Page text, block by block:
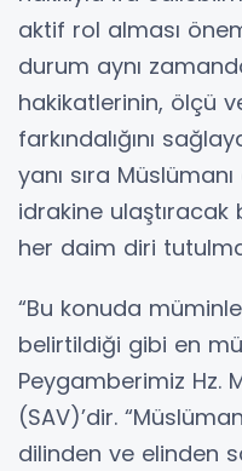
aktif rol alması
durum aynı
hakikatlerinin, ölçü
farkındalığını
yanı sıra
idrakine ulaştıracak
her daim diri
“Bu konuda
belirtildiği gibi en
Peygamberimiz Hz.
(SAV)’dir.
dilinden ve elinden